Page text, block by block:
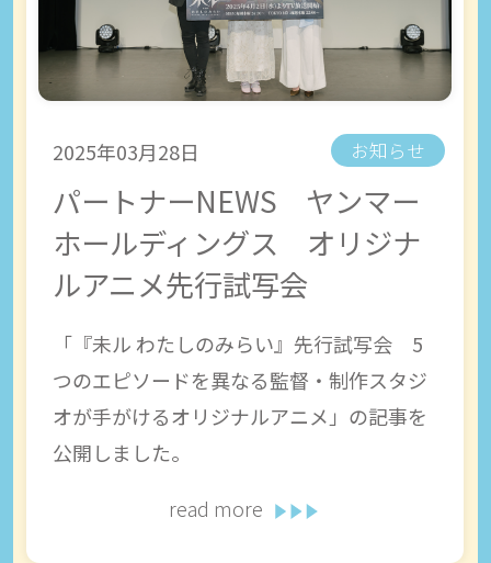
2025年03月28日 お知らせ
パートナーNEWS ヤンマー
ホールディングス オリジナ
ルアニメ先行試写会
「『未ル わたしのみらい』先行試写会 5
つのエピソードを異なる監督・制作スタジ
オが手がけるオリジナルアニメ」の記事を
公開しました。
read more